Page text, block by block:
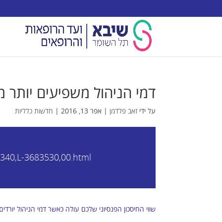
דמי הניהול משפיעים
על ידיזאב פלדמן | אפר 13, 2016 | חדשות כלליות
3683530,00.html
שווי החיסכון הפנסיוני שלכם עולה כאשר דמי הניהול